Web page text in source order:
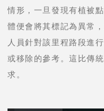
情形，一旦發現有植被
體便會將其標記為異常
人員針對該里程路段進
或移除的參考。這比傳
求。